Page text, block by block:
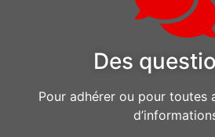
Des
Pour adhérer ou pour toutes